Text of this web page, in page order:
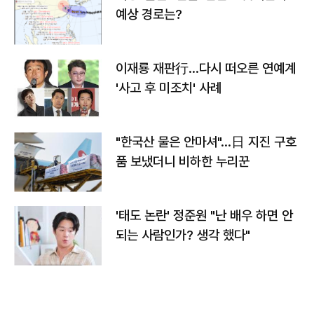
예상 경로는?
이재룡 재판行…다시 떠오른 연예계
'사고 후 미조치' 사례
"한국산 물은 안마셔"…日 지진 구호
품 보냈더니 비하한 누리꾼
'태도 논란' 정준원 "난 배우 하면 안
되는 사람인가? 생각 했다"